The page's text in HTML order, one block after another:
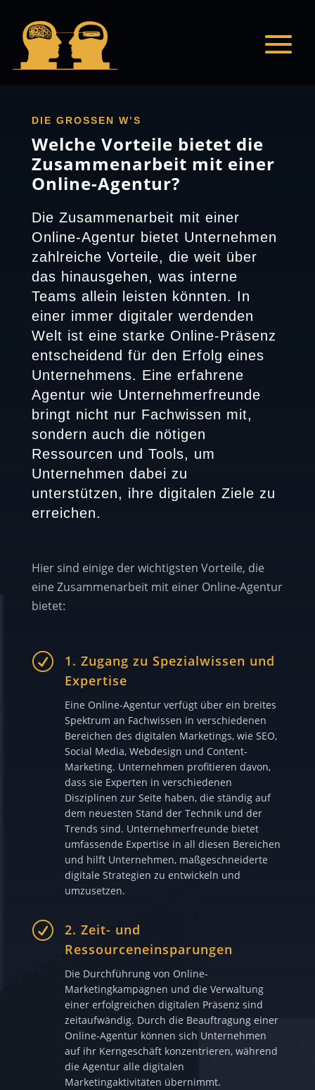
DIE GROSSEN W’S
Welche Vorteile bietet die
Zusammenarbeit mit einer
Online-Agentur?
Die Zusammenarbeit mit einer
Online-Agentur bietet Unternehmen
zahlreiche Vorteile, die weit über
das hinausgehen, was interne
Teams allein leisten könnten. In
einer immer digitaler werdenden
Welt ist eine starke Online-Präsenz
entscheidend für den Erfolg eines
Unternehmens. Eine erfahrene
Agentur wie Unternehmerfreunde
bringt nicht nur Fachwissen mit,
sondern auch die nötigen
Ressourcen und Tools, um
Unternehmen dabei zu
unterstützen, ihre digitalen Ziele zu
erreichen.
Hier sind einige der wichtigsten Vorteile, die
eine Zusammenarbeit mit einer Online-Agentur
bietet:
R
1. Zugang zu Spezialwissen und
Expertise
Eine Online-Agentur verfügt über ein breites
Spektrum an Fachwissen in verschiedenen
Bereichen des digitalen Marketings, wie SEO,
Social Media, Webdesign und Content-
Marketing. Unternehmen profitieren davon,
dass sie Experten in verschiedenen
Disziplinen zur Seite haben, die ständig auf
dem neuesten Stand der Technik und der
Trends sind. Unternehmerfreunde bietet
umfassende Expertise in all diesen Bereichen
und hilft Unternehmen, maßgeschneiderte
digitale Strategien zu entwickeln und
umzusetzen.
R
2. Zeit- und
Ressourceneinsparungen
Die Durchführung von Online-
Marketingkampagnen und die Verwaltung
einer erfolgreichen digitalen Präsenz sind
zeitaufwändig. Durch die Beauftragung einer
Online-Agentur können sich Unternehmen
auf ihr Kerngeschäft konzentrieren, während
die Agentur alle digitalen
Marketingaktivitäten übernimmt.